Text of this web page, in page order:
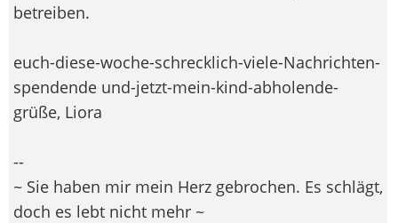
betreiben.
euch-diese-woche-schrecklich-viele-Nachrichten-
spendende und-jetzt-mein-kind-abholende-
grüße, Liora
--
~ Sie haben mir mein Herz gebrochen. Es schlägt,
doch es lebt nicht mehr ~